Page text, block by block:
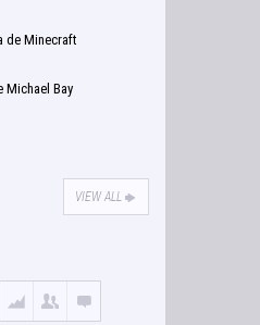
de Minecraft
Michael Bay
VIEW ALL